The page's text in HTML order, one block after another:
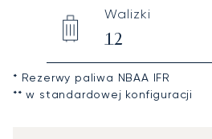
Walizki
12
* Rezerwy paliwa NBAA IFR
** w standardowej konfiguracji